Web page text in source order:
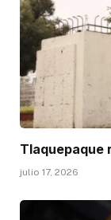
Tlaquepaque
julio 17, 2026